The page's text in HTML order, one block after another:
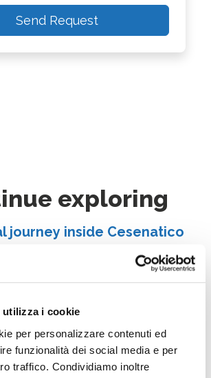
i cookie
per personalizzare contenuti ed
funzionalità dei social media e per
traffico. Condividiamo inoltre
Send Request
exploring
journey inside Cesenatico